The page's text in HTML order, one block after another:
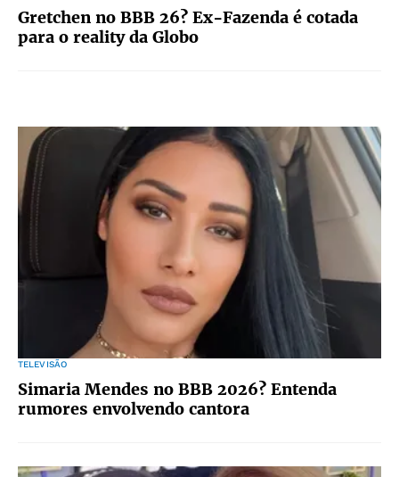
Gretchen no BBB 26? Ex-Fazenda é cotada
para o reality da Globo
TELEVISÃO
Simaria Mendes no BBB 2026? Entenda
rumores envolvendo cantora